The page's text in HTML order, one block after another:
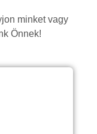
minket vagy
Önnek!